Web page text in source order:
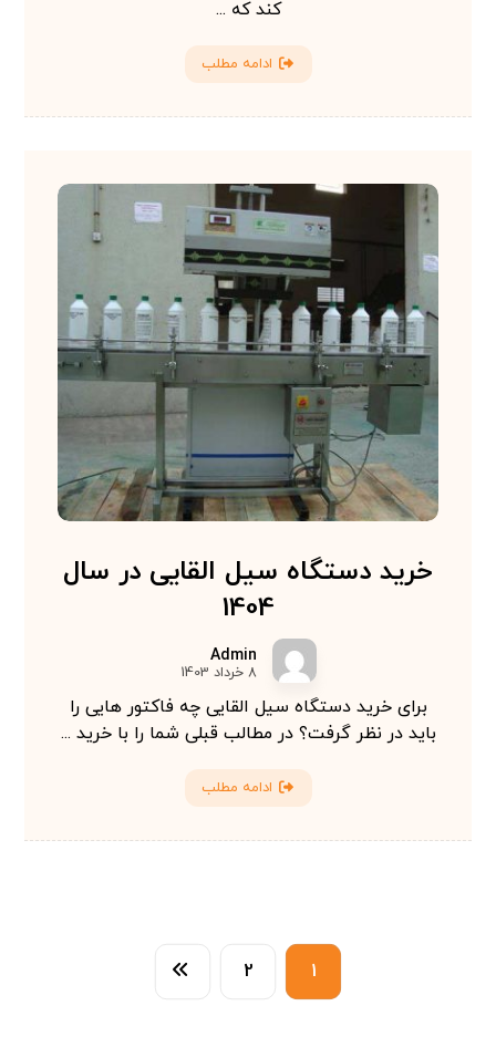
کند که ...
ادامه مطلب
خرید دستگاه سیل القایی در سال
1404
Admin
8 خرداد 1403
برای خرید دستگاه سیل القایی چه فاکتور هایی را
باید در نظر گرفت؟ در مطالب قبلی شما را با خرید ...
ادامه مطلب
1
2